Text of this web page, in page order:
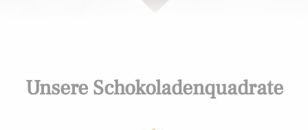
Unsere Schokoladenquadrate